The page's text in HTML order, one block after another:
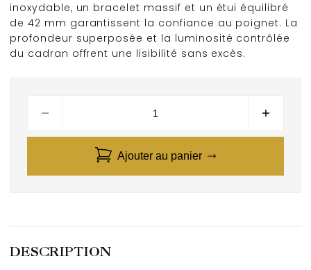
inoxydable, un bracelet massif et un étui équilibré
de 42 mm garantissent la confiance au poignet. La
profondeur superposée et la luminosité contrôlée
du cadran offrent une lisibilité sans excès.
Ajouter au panier
DESCRIPTION